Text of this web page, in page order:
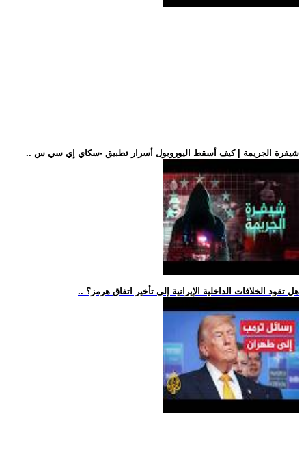
.. شيفرة الجريمة | كيف أسقط اليوروبول أسرار تطبيق -سكاي إي سي س
.. هل تقود الخلافات الداخلية الإيرانية إلى تأخير اتفاق هرمز؟